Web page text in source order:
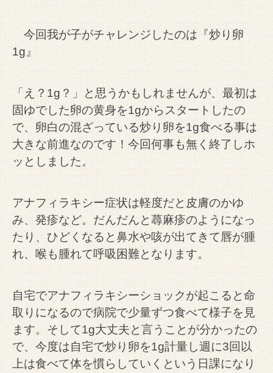
今回我が子がチャレンジしたのは『炒り卵
1g』
「え？1g？」と思うかもしれませんが、最初は
固ゆでした卵の黄身を1gからスタートしたの
で、卵白の混ざっている炒り卵を1g食べる事は
大きな前進なのです！今回何事も無く終了しホ
ッとしました。
アナフィラキシー症状は軽度だと皮膚のかゆ
み、発疹など。だんだんと蕁麻疹のようになっ
たり、ひどくなると鼻水や咳が出てきて唇が腫
れ、喉も腫れて呼吸困難となります。
自宅でアナフィラキシーショックが起こると命
取りになるので病院で少量ずつ食べて様子を見
ます。 そして1g大丈夫と言うことが分かったの
で、今度は自宅で炒り卵を1g計量し週に3回以
上は食べて体を慣らしていくという日課になり